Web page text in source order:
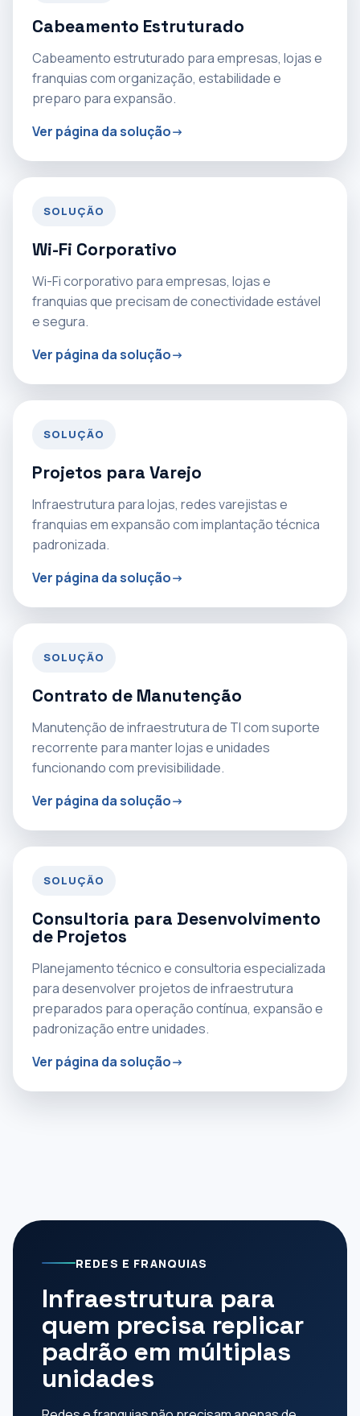
Cabeamento Estruturado
Cabeamento estruturado para empresas, lojas e
franquias com organização, estabilidade e
preparo para expansão.
Ver página da solução
SOLUÇÃO
Wi-Fi Corporativo
Wi-Fi corporativo para empresas, lojas e
franquias que precisam de conectividade estável
e segura.
Ver página da solução
SOLUÇÃO
Projetos para Varejo
Infraestrutura para lojas, redes varejistas e
franquias em expansão com implantação técnica
padronizada.
Ver página da solução
SOLUÇÃO
Contrato de Manutenção
Manutenção de infraestrutura de TI com suporte
recorrente para manter lojas e unidades
funcionando com previsibilidade.
Ver página da solução
SOLUÇÃO
Consultoria para Desenvolvimento
de Projetos
Planejamento técnico e consultoria especializada
para desenvolver projetos de infraestrutura
preparados para operação contínua, expansão e
padronização entre unidades.
Ver página da solução
REDES E FRANQUIAS
Infraestrutura para
quem precisa replicar
padrão em múltiplas
unidades